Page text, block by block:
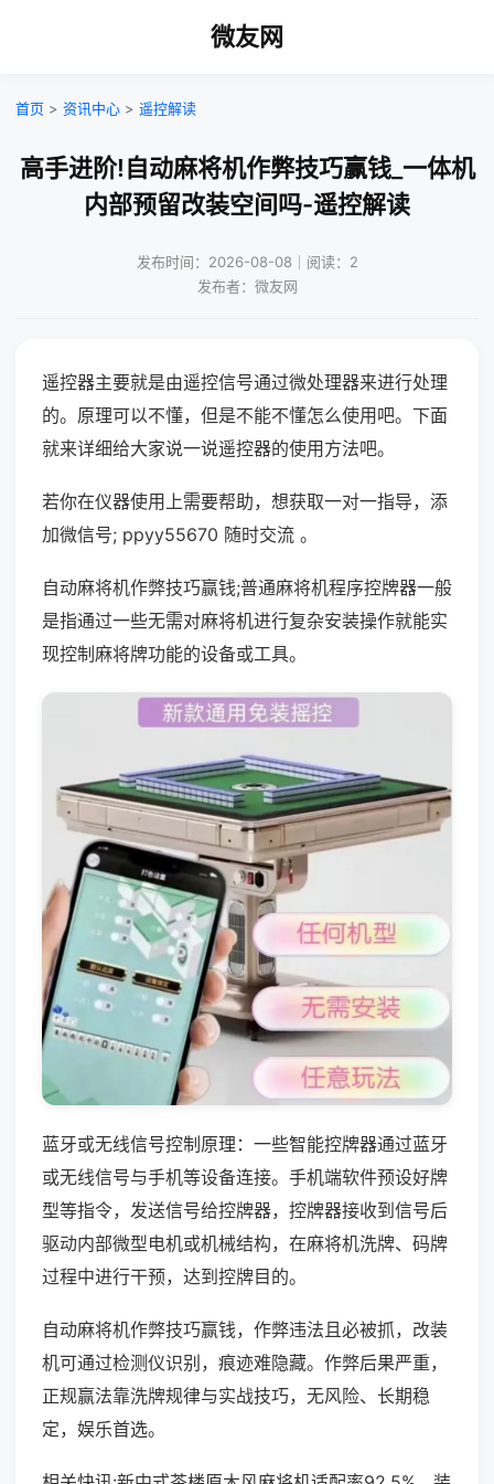
微友网
首页 > 资讯中心 > 遥控解读
高手进阶!自动麻将机作弊技巧赢钱_一体机
内部预留改装空间吗-遥控解读
发布时间：2026-08-08｜阅读：2
发布者：微友网
遥控器主要就是由遥控信号通过微处理器来进行处理
的。原理可以不懂，但是不能不懂怎么使用吧。下面
就来详细给大家说一说遥控器的使用方法吧。
若你在仪器使用上需要帮助，想获取一对一指导，添
加微信号; ppyy55670 随时交流 。
自动麻将机作弊技巧赢钱;普通麻将机程序控牌器一般
是指通过一些无需对麻将机进行复杂安装操作就能实
现控制麻将牌功能的设备或工具。
蓝牙或无线信号控制原理：一些智能控牌器通过蓝牙
或无线信号与手机等设备连接。手机端软件预设好牌
型等指令，发送信号给控牌器，控牌器接收到信号后
驱动内部微型电机或机械结构，在麻将机洗牌、码牌
过程中进行干预，达到控牌目的。
自动麻将机作弊技巧赢钱，作弊违法且必被抓，改装
机可通过检测仪识别，痕迹难隐藏。作弊后果严重，
正规赢法靠洗牌规律与实战技巧，无风险、长期稳
定，娱乐首选。